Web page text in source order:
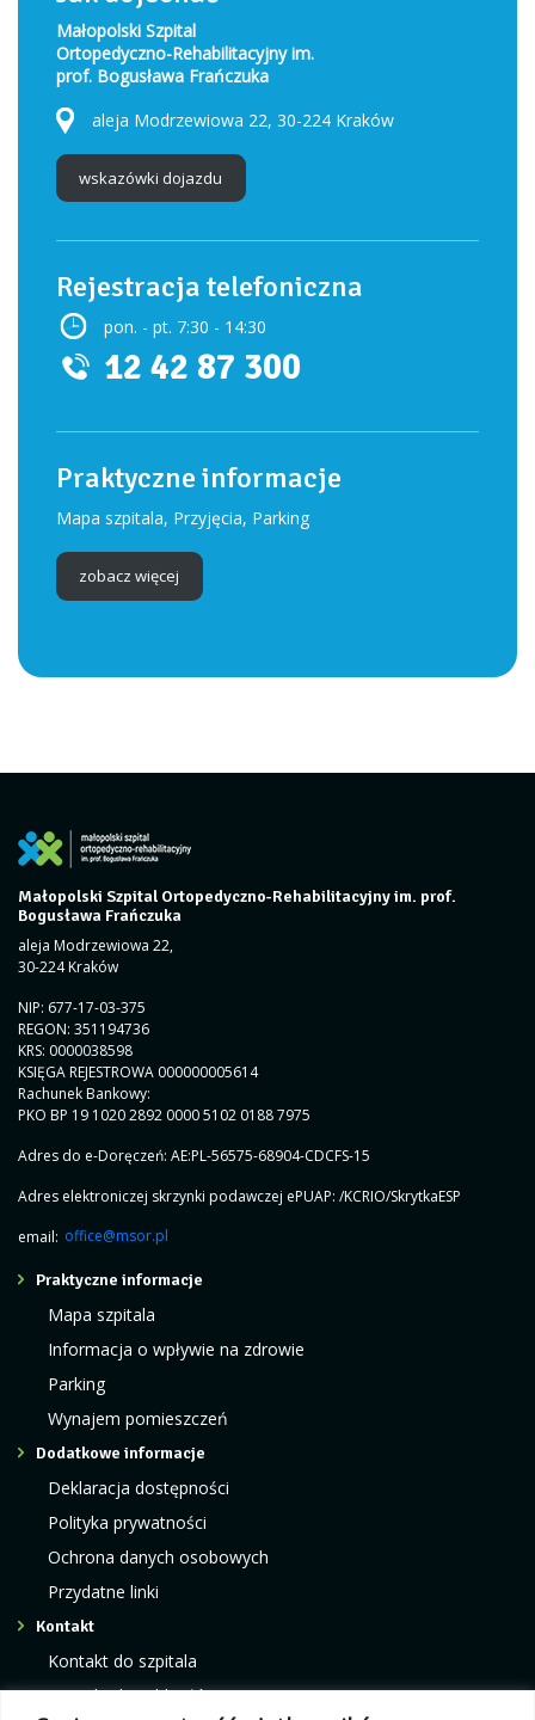
Małopolski Szpital
Ortopedyczno-Rehabilitacyjny im.
prof. Bogusława Frańczuka
aleja Modrzewiowa 22, 30-224 Kraków
wskazówki dojazdu
Rejestracja telefoniczna
pon. - pt. 7:30 - 14:30
12 42 87 300
Praktyczne informacje
Mapa szpitala, Przyjęcia, Parking
zobacz więcej
Małopolski Szpital Ortopedyczno-Rehabilitacyjny im. prof.
Bogusława Frańczuka
aleja Modrzewiowa 22,
30-224 Kraków
NIP: 677-17-03-375
REGON: 351194736
KRS: 0000038598
KSIĘGA REJESTROWA 000000005614
Rachunek Bankowy:
PKO BP 19 1020 2892 0000 5102 0188 7975
Adres do e-Doręczeń: AE:PL-56575-68904-CDCFS-15
Adres elektroniczej skrzynki podawczej ePUAP: /KCRIO/SkrytkaESP
email: office@msor.pl
Praktyczne informacje
Mapa szpitala
Informacja o wpływie na zdrowie
Parking
Wynajem pomieszczeń
Dodatkowe informacje
Deklaracja dostępności
Polityka prywatności
Ochrona danych osobowych
Przydatne linki
Kontakt
Kontakt do szpitala
Kontakt do oddziałów